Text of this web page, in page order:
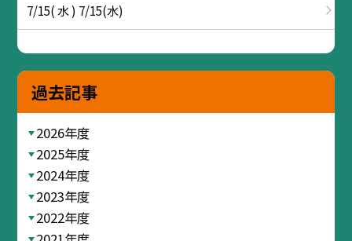
7/15( 水 ) 7/15(水)
過去記事
2026年度
2025年度
2024年度
2023年度
2022年度